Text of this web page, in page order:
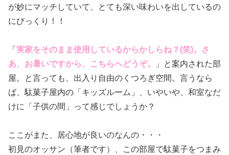
が妙にマッチしていて、とても深い味わいを出しているの
にびっくり！！
「 実家をそのまま使用しているからかしらね？(笑)。さ
あ、お暑いですから、こちらへどうぞ。
」と案内された部
屋。と言っても、出入り自由のくつろぎ空間。言うなら
ば、駄菓子屋内の「キッズルーム」、いやいや、和室なだ
けに「子供の間」って感じでしょうか？
ここがまた、居心地が良いのなんの・・・
初見のオッサン（筆者です）、この部屋で駄菓子をつまみ